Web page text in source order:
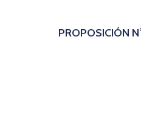
PROPOSICIÓN